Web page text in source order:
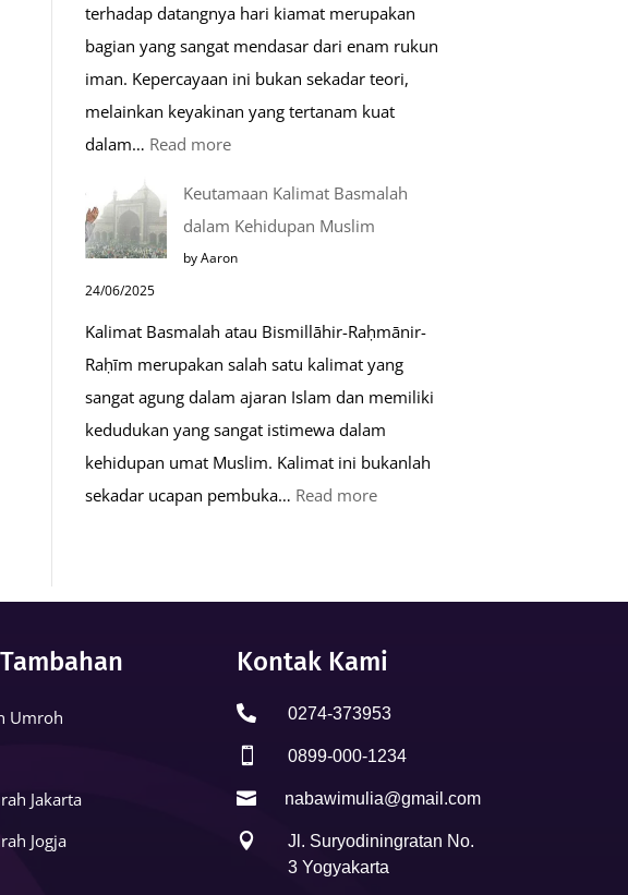
terhadap datangnya hari kiamat merupakan
bagian yang sangat mendasar dari enam rukun
iman. Kepercayaan ini bukan sekadar teori,
melainkan keyakinan yang tertanam kuat
dalam… Read more:
Keutamaan Kalimat Basmalah
dalam Kehidupan Muslim
by Aaron
24/06/2025
Kalimat Basmalah atau Bismillāhir-Raḥmānir-
Raḥīm merupakan salah satu kalimat yang
sangat agung dalam ajaran Islam dan memiliki
kedudukan yang sangat istimewa dalam
kehidupan umat Muslim. Kalimat ini bukanlah
sekadar ucapan pembuka… Read more:
Kehidupan
Umroh
Jakarta
Jogja
Kontak Kami
 0274-373953
 0899-000-1234
 nabawimulia@gmail.com

Jl. Suryodiningratan No.
3 Yogyakarta